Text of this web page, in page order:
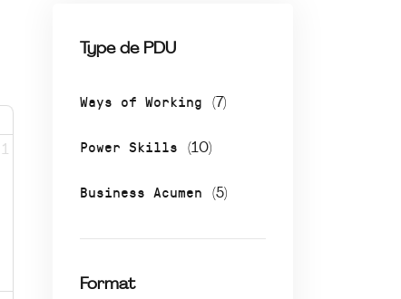
Type de PDU
Ways of Working (7)
Power Skills (10)
Business Acumen (5)
Format
1